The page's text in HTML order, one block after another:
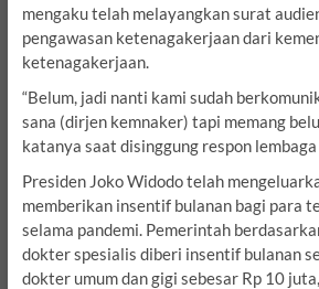
mengaku telah melayangkan surat
pengawasan ketenagakerjaan dari
ketenagakerjaan.
“Belum, jadi nanti kami sudah
sana (dirjen kemnaker) tapi memang
katanya saat disinggung respon
Presiden Joko Widodo telah
memberikan insentif bulanan bagi para
selama pandemi. Pemerintah
dokter spesialis diberi insentif bulanan
dokter umum dan gigi sebesar Rp 10